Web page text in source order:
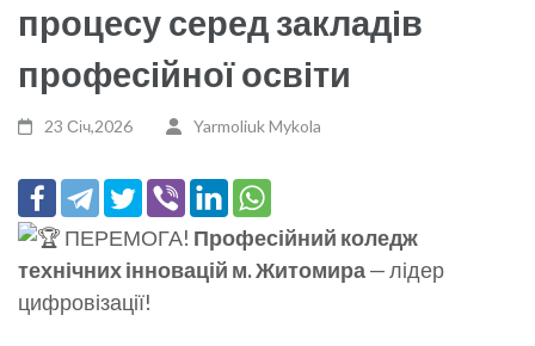
процесу серед закладів
професійної освіти
23 Січ,2026 Yarmoliuk Mykola
ПЕРЕМОГА! Професійний коледж
технічних інновацій м. Житомира— лідер
цифровізації!